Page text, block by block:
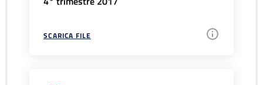
SCARICA FILE